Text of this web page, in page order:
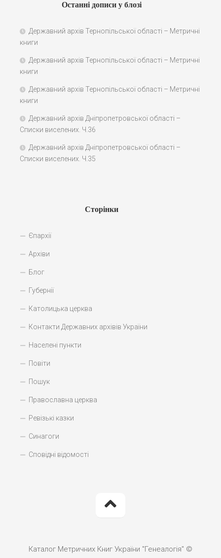
Останні дописи у блозі
Державний архів Тернопільської області – Метричні
книги
Державний архів Тернопільської області – Метричні
книги
Державний архів Тернопільської області – Метричні
книги
Державний архів Дніпропетровської області –
Списки виселених. Ч.36
Державний архів Дніпропетровської області –
Списки виселених. Ч.35
Сторінки
Єпархії
Архіви
Блог
Губернії
Католицька церква
Контакти Державних архівів України
Населені пункти
Повіти
Пошук
Православна церква
Ревізькі казки
Синагоги
Сповідні відомості
Каталог Метричних Книг України "Генеалогія" ©